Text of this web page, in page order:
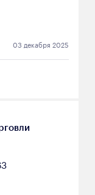
03 декабря 2025